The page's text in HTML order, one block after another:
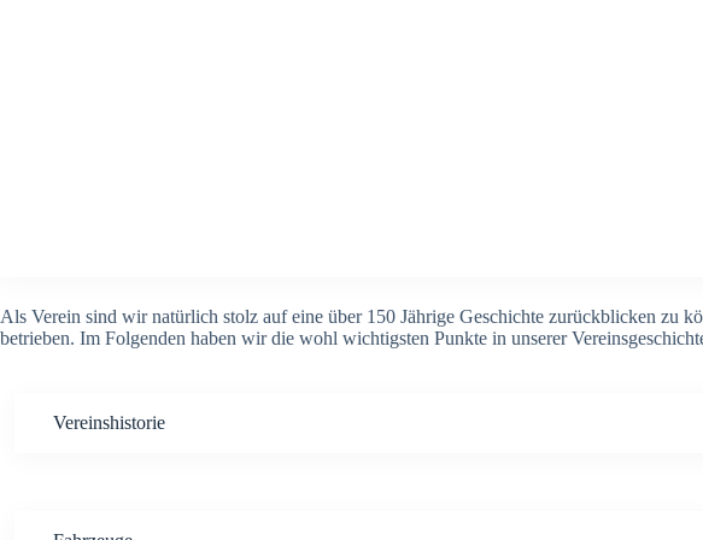
Als Ver­ein sind wir natür­lich stolz auf eine über 150 Jäh­ri­ge Geschich­te zurück­bli­cken zu
betrie­ben. Im Fol­gen­den haben wir die wohl wich­tigs­ten Punk­te in unse­rer
Ver­eins­his­to­rie